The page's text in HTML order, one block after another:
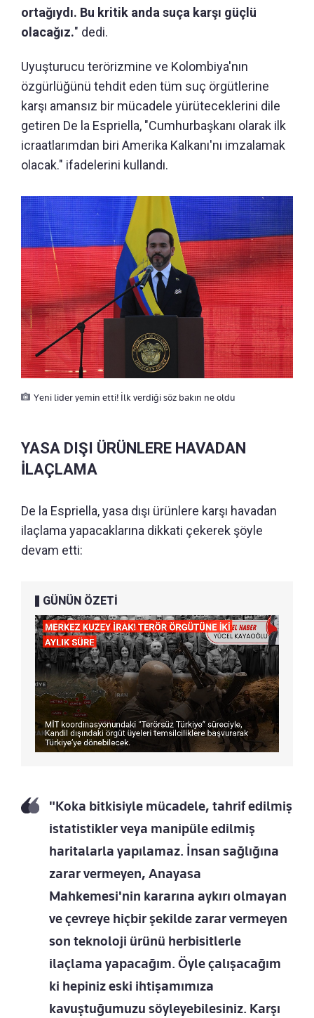
ortağıydı. Bu kritik anda suça karşı güçlü
olacağız." dedi.
Uyuşturucu terörizmine ve Kolombiya'nın
özgürlüğünü tehdit eden tüm suç örgütlerine
karşı amansız bir mücadele yürüteceklerini dile
getiren De la Espriella, "Cumhurbaşkanı olarak ilk
icraatlarımdan biri Amerika Kalkanı'nı imzalamak
olacak." ifadelerini kullandı.
Yeni lider yemin etti! İlk verdiği söz bakın ne oldu
YASA DIŞI ÜRÜNLERE HAVADAN
İLAÇLAMA
De la Espriella, yasa dışı ürünlere karşı havadan
ilaçlama yapacaklarına dikkati çekerek şöyle
devam etti:
GÜNÜN ÖZETİ
"Koka bitkisiyle mücadele, tahrif edilmiş
istatistikler veya manipüle edilmiş
haritalarla yapılamaz. İnsan sağlığına
zarar vermeyen, Anayasa
Mahkemesi'nin kararına aykırı olmayan
ve çevreye hiçbir şekilde zarar vermeyen
son teknoloji ürünü herbisitlerle
ilaçlama yapacağım. Öyle çalışacağım
ki hepiniz eski ihtişamımıza
kavuştuğumuzu söyleyebilesiniz. Karşı